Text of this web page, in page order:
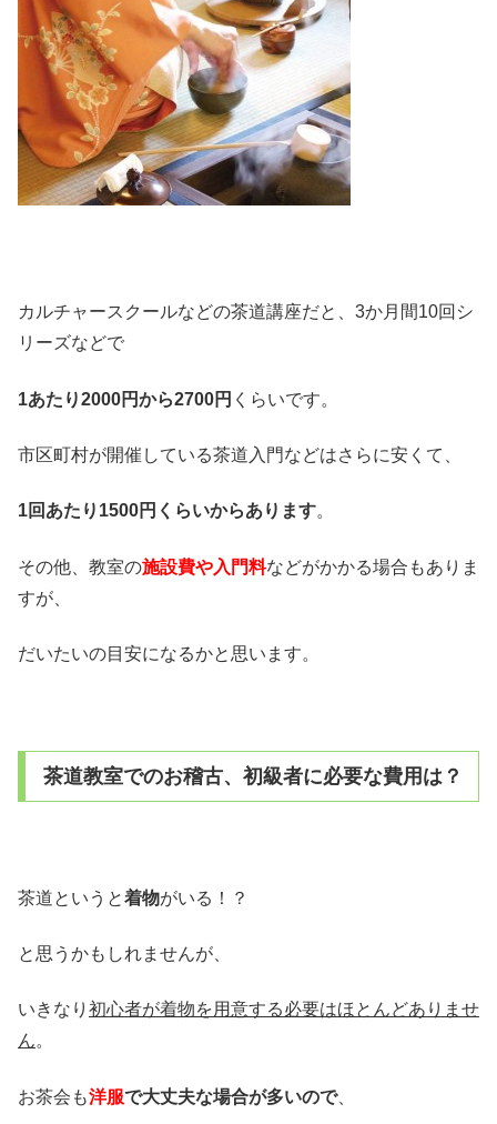
カルチャースクールなどの茶道講座だと、3か月間10回シ
リーズなどで
1あたり2000円から2700円 くらいです。
市区町村が開催している茶道入門などはさらに安くて、
1回あたり1500円くらいからあります。
その他、教室の施設費や入門料などがかかる場合もありま
すが、
だいたいの目安になるかと思います。
茶道教室でのお稽古、初級者に必要な費用は？
茶道というと着物がいる！？
と思うかもしれませんが、
いきなり 初心者が着物を用意する必要はほとんどありませ
ん。
お茶会も洋服で大丈夫な場合が多いので、